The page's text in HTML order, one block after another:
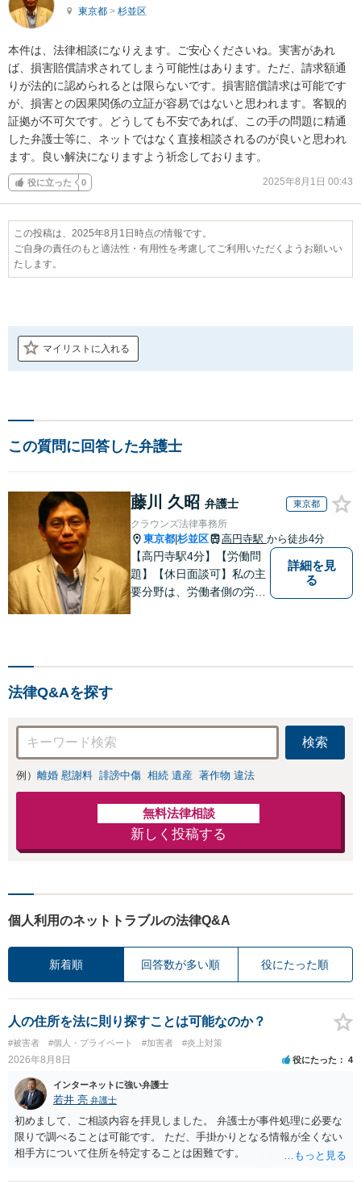
東京都 > 杉並区
本件は、法律相談になりえます。ご安心くださいね。実害があれ
ば、損害賠償請求されてしまう可能性はあります。ただ、請求額通
りが法的に認められるとは限らないです。損害賠償請求は可能です
が、損害との因果関係の立証が容易ではないと思われます。客観的
証拠が不可欠です。どうしても不安であれば、この手の問題に精通
した弁護士等に、ネットではなく直接相談されるのが良いと思われ
ます。良い解決になりますよう祈念しております。
役に立った 0 2025年8月1日 00:43
この投稿は、2025年8月1日時点の情報です。
ご自身の責任のもと適法性・有用性を考慮してご利用いただくようお願いい
たします。
マイリストに入れる
この質問に回答した弁護士
藤川 久昭 弁護士 東京都
クラウンズ法律事務所
東京都 杉並区 高円寺駅 から徒歩4分
【高円寺駅4分】【労働問
題】【休日面談可】私の主
要分野は、労働者側の労働
詳細を見
る
法律Q&Aを探す
検索
例） 離婚 慰謝料 誹謗中傷 相続 遺産 著作物 違法
無料法律相談
新しく投稿する
個人利用のネットトラブルの法律Q&A
新着順 回答数が多い順 役にたった順
人の住所を法に則り探すことは可能なのか？
#被害者 #個人・プライベート #加害者 #炎上対策
2026年8月8日 役にたった 4
インターネットに強い弁護士
若井 亮 弁護士
初めまして、ご相談内容を拝見しました。 弁護士が事件処理に必要な
限りで調べることは可能です。 ただ、手掛かりとなる情報が全くない
相手方について住所を特定することは困難です。